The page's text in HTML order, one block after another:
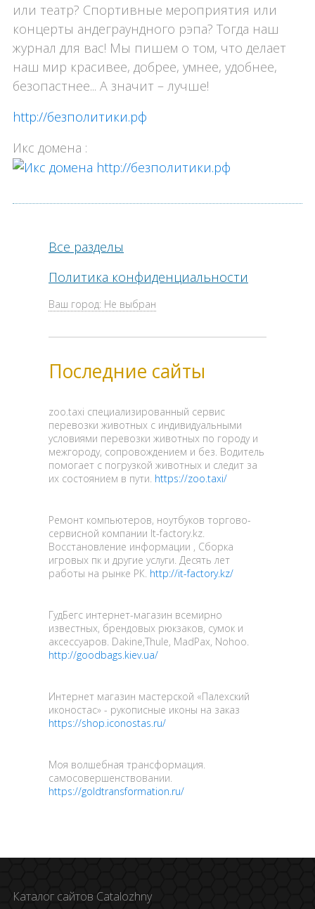
или театр? Спортивные мероприятия или
концерты андеграундного рэпа? Тогда наш
журнал для вас! Мы пишем о том, что делает
наш мир красивее, добрее, умнее, удобнее,
безопастнее... А значит – лучше!
http://безполитики.рф
Икс домена :
Все разделы
Политика конфиденциальности
Ваш город: Не выбран
Последние сайты
zoo.taxi специализированный сервис
перевозки животных с индивидуальными
условиями перевозки животных по городу и
межгороду, сопровождением и без. Водитель
помогает с погрузкой животных и следит за
их состоянием в пути. https://zoo.taxi/
Ремонт компьютеров, ноутбуков торгово-
сервисной компании It-factory.kz.
Восстановление информации , Сборка
игровых пк и другие услуги. Десять лет
работы на рынке РК. http://it-factory.kz/
ГудБегс интернет-магазин всемирно
известных, брендовых рюкзаков, сумок и
аксессуаров. Dakine,Thule, MadPax, Nohoo.
http://goodbags.kiev.ua/
Интернет магазин мастерской «Палехский
иконостас» - рукописные иконы на заказ
https://shop.iconostas.ru/
Моя волшебная трансформация.
самосовершенствовании.
https://goldtransformation.ru/
Каталог сайтов Catalozhny